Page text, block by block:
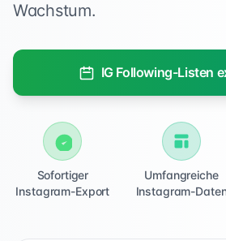
Wachstum.
IG Following-Listen
Sofortiger
Instagram-Export
Umfangreiche
Instagram-